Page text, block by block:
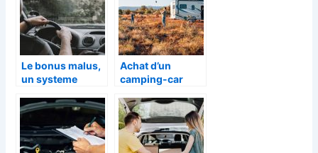
Le bonus malus,
un systeme
conscientiser
votre conduite
Achat d’un
camping-car
criteres a
considerer